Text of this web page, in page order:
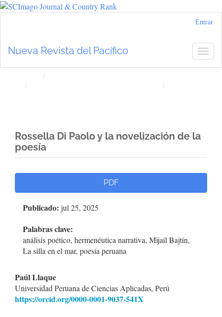
principal
Entrar
Nueva Revista del Pacífico
Rossella Di Paolo y la novelización de la
poesía
lateral
del
artículo
PDF
Publicado: jul 25, 2025
Palabras clave:
análisis poético, hermenéutica narrativa, Mijaíl Bajtín,
La silla en el mar, poesía peruana
Contenido
principal
Paúl Llaque
Universidad Peruana de Ciencias Aplicadas, Perú
https://orcid.org/0000-0001-9037-541X